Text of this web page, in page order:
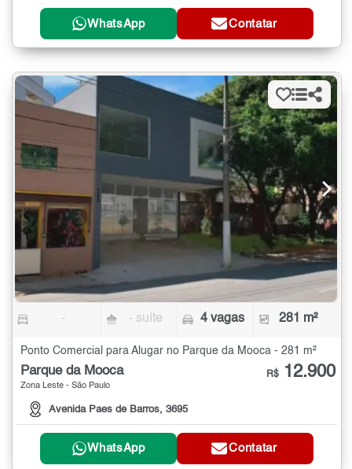
WhatsApp Contatar
- - suíte 4 vagas 281 m²
Ponto Comercial para Alugar no Parque da Mooca - 281 m²
Parque da Mooca
Zona Leste - São Paulo
Avenida Paes de Barros, 3695
R$ 12.900
WhatsApp Contatar